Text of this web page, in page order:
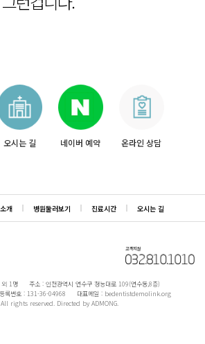
오시는 길 네이버 예약 온라인 상담
개 병원둘러보기 진료시간 오시는 길
외 1명
주소 : 인천광역시 연수구 청능대로 109(연수동,8층)
록번호 : 131-36-04968
대표메일 : bedentistdemolink.org
rights reserved. Directed by ADMONG